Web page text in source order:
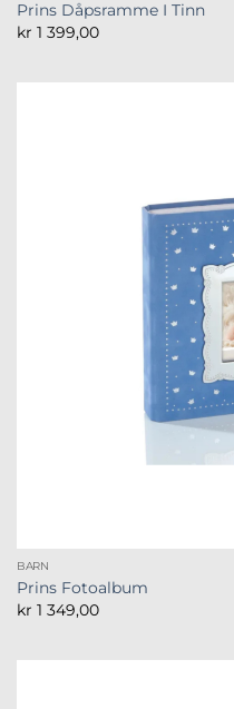
Prins Dåpsramme I Tinn
kr 1 399,00
BARN
Prins Fotoalbum
kr 1 349,00